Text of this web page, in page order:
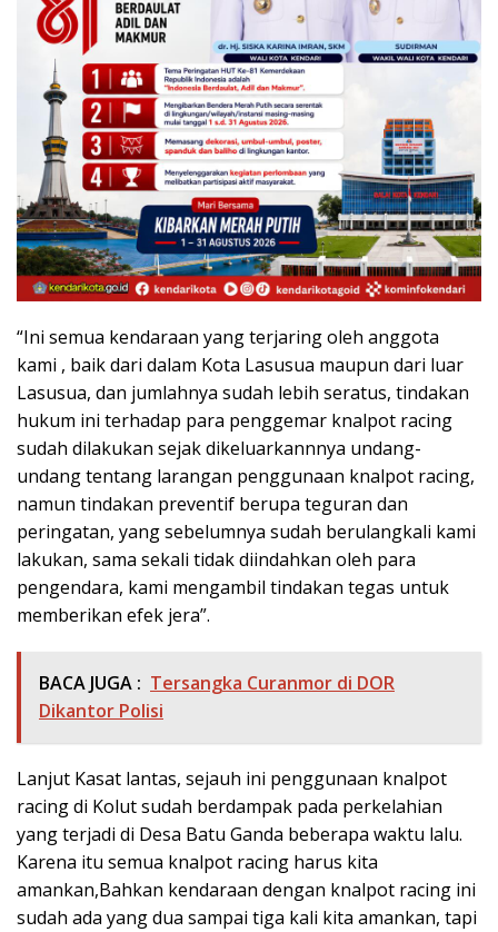
“Ini semua kendaraan yang terjaring oleh anggota
kami , baik dari dalam Kota Lasusua maupun dari luar
Lasusua, dan jumlahnya sudah lebih seratus, tindakan
hukum ini terhadap para penggemar knalpot racing
sudah dilakukan sejak dikeluarkannnya undang-
undang tentang larangan penggunaan knalpot racing,
namun tindakan preventif berupa teguran dan
peringatan, yang sebelumnya sudah berulangkali kami
lakukan, sama sekali tidak diindahkan oleh para
pengendara, kami mengambil tindakan tegas untuk
memberikan efek jera”.
BACA JUGA : Tersangka Curanmor di DOR
Dikantor Polisi
Lanjut Kasat lantas, sejauh ini penggunaan knalpot
racing di Kolut sudah berdampak pada perkelahian
yang terjadi di Desa Batu Ganda beberapa waktu lalu.
Karena itu semua knalpot racing harus kita
amankan,Bahkan kendaraan dengan knalpot racing ini
sudah ada yang dua sampai tiga kali kita amankan, tapi